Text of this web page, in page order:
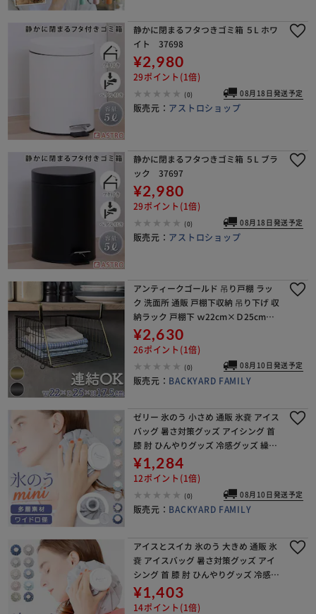
静かに閉まるフタつきゴミ箱 ５L ホワ
イト 37698
¥2,980
29ポイント(1倍)
(0) 08月18日発送予定
販売元： アストロショップ
静かに閉まるフタつきゴミ箱 ５L ブラ
ック 37697
¥2,980
29ポイント(1倍)
(0) 08月18日発送予定
販売元： アストロショップ
アンティークゴールド 吊り戸棚 ラッ
ク 洗面所 通販 戸棚下収納 吊り下げ 収
納ラック 戸棚下 ｗ22cm×Ｄ25cm×
H17.5cm ハンギングバスケット 吊り
下げ棚 棚 棚下 収納 簡易ラック 差
¥2,630
26ポイント(1倍)
(0) 08月10日発送予定
販売元： BACKYARD FAMILY
ゼリー 氷のう 小さめ 通販 氷嚢 アイス
バッグ 暑さ対策グッズ アイシング 首
膝 肘 ひんやりグッズ 冷感グッズ 繰り
返し使える 夏 通学 通勤 アウトドア ス
ポーツ観戦 旅行 おでかけ レジャー
¥1,284
12ポイント(1倍)
(0) 08月10日発送予定
販売元： BACKYARD FAMILY
アイスとスイカ 氷のう 大きめ 通販 氷
嚢 アイスバッグ 暑さ対策グッズ アイ
シング 首 膝 肘 ひんやりグッズ 冷感グ
ッズ 繰り返し使える 夏 通学 通勤 スポ
ーツ観戦 アウトドア 旅行 おでかけ
¥1,403
14ポイント(1倍)
カートに入れる